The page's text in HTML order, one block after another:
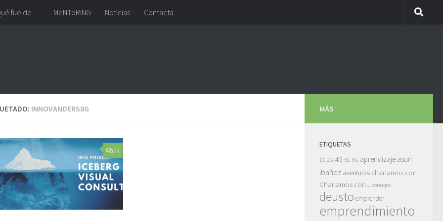
fue de… MeNToRiNG Noticias Contacta
INNOVANDERS8G
21
MÁS
ETIQUETAS
1G 2G 4G 5G 6G aprendizaje asun
ibañez aventuras charlamos con
Charlamos con... consejos
deusto emprender
emprendimiento